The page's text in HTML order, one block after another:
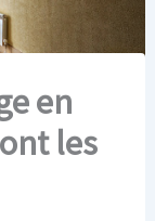
en
les